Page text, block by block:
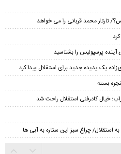
تارتار محمد قربانی را می خواهد
آینده پرسپولیس را بشناسید
یک پدیده جدید برای استقلال پیدا کرد
بسته
خیال کادرفنی استقلال راحت شد
استقلال/ چراغ سبز این ستاره به آبی ها